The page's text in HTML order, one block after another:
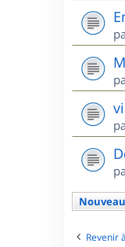
Revenir